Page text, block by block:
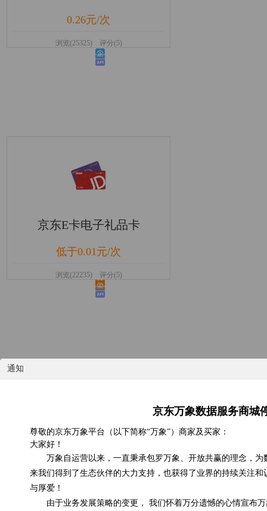
通知
京东万象数据服务商城
尊敬的京东万象平台（以下简称“万象”）商家及买家：
大家好！
万象自运营以来，一直秉承包罗万象、开放共赢的理念，
来我们得到了生态伙伴的大力支持，也获得了业界的持续关注
与厚爱！
由于业务发展策略的变更， 我们怀着万分遗憾的心情宣布
0.26元/次
浏览(25325) 评分(5)
京东E卡电子礼品卡
低于0.01元/次
浏览(22235) 评分(5)
国内天气实况
浏览(575) 评分(4)